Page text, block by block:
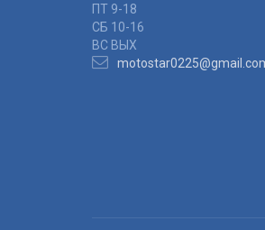
ПТ 9-18
СБ 10-16
ВС ВЫХ